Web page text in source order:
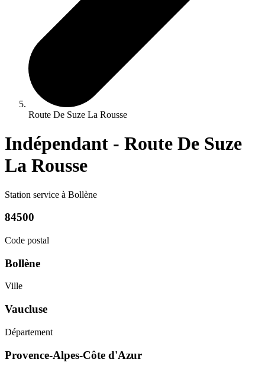
Route De Suze La Rousse
Indépendant - Route De Suze
La Rousse
Station service à Bollène
84500
Code postal
Bollène
Ville
Vaucluse
Département
Provence-Alpes-Côte d'Azur